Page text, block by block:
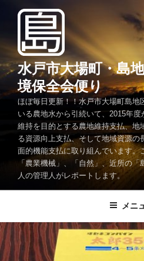
ツ
へ
ス
水戸市大場町・島
境保全会便り
ほぼ毎日更新！！水戸市大場町島地
いる農地水から引続いて、2015年
維持を目的とする農地維持支払、地
る資源向上支払、そして地域資源の
面的機能支払に取り組んでいます。
「農業機械」、「自然」、近所の
人の管理人がレポートします。
メニ